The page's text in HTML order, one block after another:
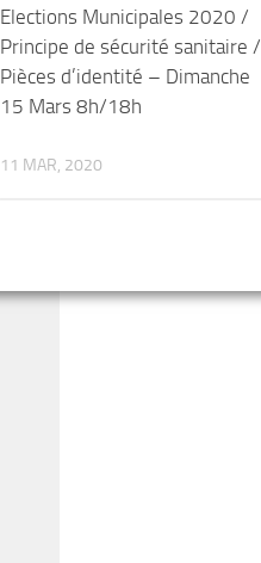
Elections Municipales 2020 /
Principe de sécurité sanitaire /
Pièces d’identité – Dimanche
15 Mars 8h/18h
11 MAR, 2020